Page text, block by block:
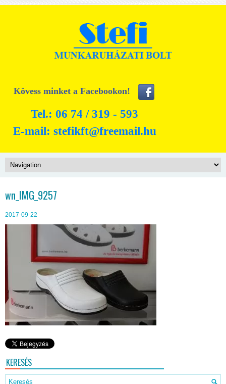
Kövess minket a Facebookon!
Tel.: 06 74 / 319 - 593
E-mail: stefikft@freemail.hu
wn_IMG_9257
2017-09-22
KERESÉS